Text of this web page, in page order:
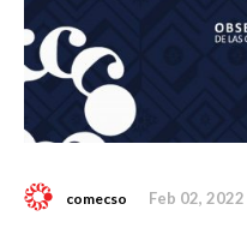
comecso Feb 02, 2022